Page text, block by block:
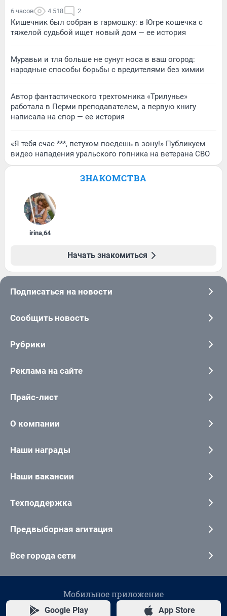
6 часов 4 518 2
Кишечник был собран в гармошку: в Югре кошечка с
тяжелой судьбой ищет новый дом — ее история
Муравьи и тля больше не сунут носа в ваш огород:
народные способы борьбы с вредителями без химии
Автор фантастического трехтомника «Трилунье»
работала в Перми преподавателем, а первую книгу
написала на спор — ее история
«Я тебя счас ***, петухом поедешь в зону!» Публикуем
видео нападения уральского гопника на ветерана СВО
ЗНАКОМСТВА
irina,64
Начать знакомиться
Подписаться на новости
Сообщить новость
Рубрики
Реклама на сайте
Прайс-лист
О компании
Наши награды
Наши вакансии
Техподдержка
Предвыборная агитация
Все города сети
Мобильное приложение
Google Play App Store